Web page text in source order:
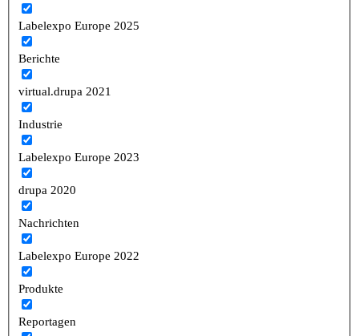
Labelexpo Europe 2025
Berichte
virtual.drupa 2021
Industrie
Labelexpo Europe 2023
drupa 2020
Nachrichten
Labelexpo Europe 2022
Produkte
Reportagen